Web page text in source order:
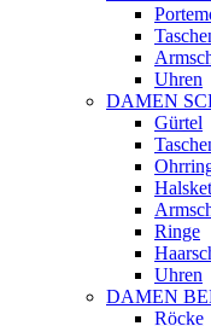
Uhren
DAMEN
Gürtel
Ringe
Uhren
DAMEN
Röcke